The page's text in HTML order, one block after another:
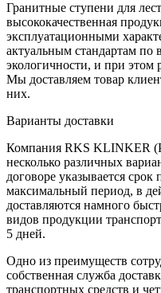
Гранитные ступени для
высококачественная
эксплуатационными
актуальным стандартам по
экологичности, и при этом
Мы доставляем товар
них.
Варианты доставки
Компания RKS KLINKER
несколько различных
договоре указывается срок
максимальный период, в
доставляются намного
видов продукции
5 дней.
Одно из преимуществ
собственная служба
транспортных средств и